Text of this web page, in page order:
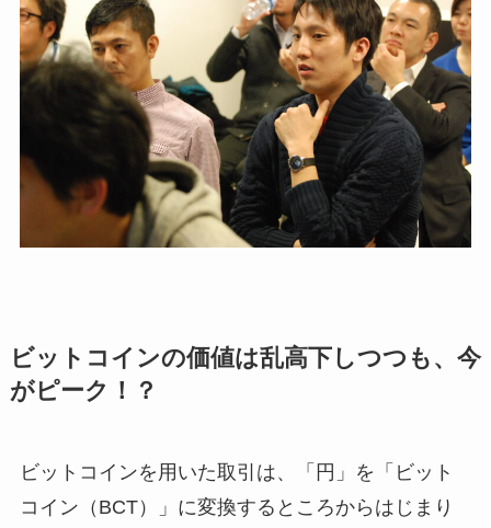
ビットコインの価値は乱高下しつつも、今
がピーク！？
ビットコインを用いた取引は、「円」を「ビット
コイン（BCT）」に変換するところからはじまり